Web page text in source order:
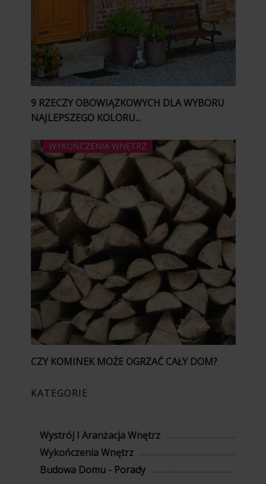
9 RZECZY OBOWIĄZKOWYCH DLA WYBORU
NAJLEPSZEGO KOLORU...
WYKOŃCZENIA WNĘTRZ
CZY KOMINEK MOŻE OGRZAĆ CAŁY DOM?
KATEGORIE
Wystrój I Aranżacja Wnętrz
Wykończenia Wnętrz
Budowa Domu - Porady